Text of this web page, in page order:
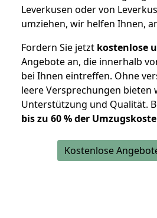
Leverkusen oder von
umziehen, wir helfen Ihnen,
Fordern Sie jetzt kostenlose
Angebote an, die innerhalb
bei Ihnen eintreffen. Ohne
leere Versprechungen bieten
Unterstützung und Qualität.
bis zu 60 % der
Kostenlose